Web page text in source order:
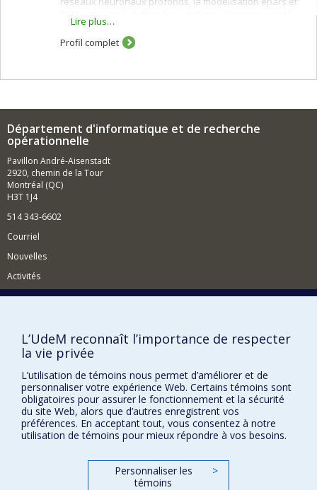
théorie de l’information.
Lire plus…
Profil complet
Département d'informatique et de recherche
opérationnelle
Pavillon André-Aisenstadt
2920, chemin de la Tour
Montréal (QC)
H3T 1J4
514 343-6602
Courriel
Nouvelles
Activités
Plan du site
Accessibilité
FACULTÉ DES ARTS ET DES SCIENCES
Nos départements et écoles
L’UdeM reconnaît l’importance de respecter
la vie privée
L’utilisation de témoins nous permet d’améliorer et de
personnaliser votre expérience Web. Certains témoins sont
obligatoires pour assurer le fonctionnement et la sécurité
du site Web, alors que d’autres enregistrent vos
préférences. En acceptant tout, vous consentez à notre
utilisation de témoins pour mieux répondre à vos besoins.
Personnaliser les
témoins
>